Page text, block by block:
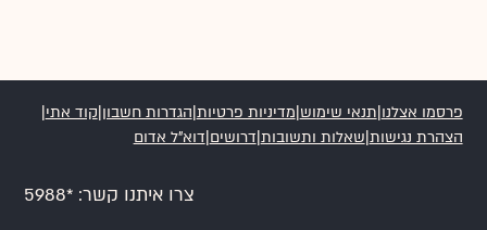
פרסמו אצלנו|תנאי שימוש|מדיניות פרטיות|הגדרות חשבון|קוד אתי|
הצהרת נגישות|שאלות ותשובות|דרושים|דוא”ל אדום
צרו איתנו קשר: *5988